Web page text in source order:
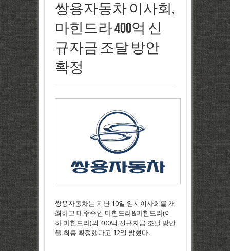
쌍용자동차 이사회,
마힌드라 400억 신
규자금 조달 방안
확정
쌍용자동차는 지난 10일 임시이사회를 개
최하고 대주주인 마힌드라&마힌드라(이
하 마힌드라)의 400억 신규자금 조달 방안
을 최종 확정했다고 12일 밝혔다.